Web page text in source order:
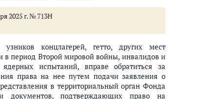
2025 г. № 713Н
концлагерей, гетто, других мест
период Второй мировой войны, инвалидов и
испытаний, вправе обратиться за
права на нее путем подачи заявления о
в территориальный орган Фонда
документов, подтверждающих право на